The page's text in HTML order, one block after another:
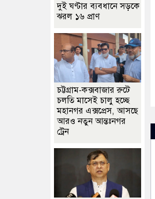
দুই ঘণ্টার ব্যবধানে সড়কে
ঝরল ১৬ প্রাণ
চট্টগ্রাম-কক্সবাজার রুটে
চলতি মাসেই চালু হচ্ছে
মহানগর এক্সপ্রেস, আসছে
আরও নতুন আন্তঃনগর
ট্রেন